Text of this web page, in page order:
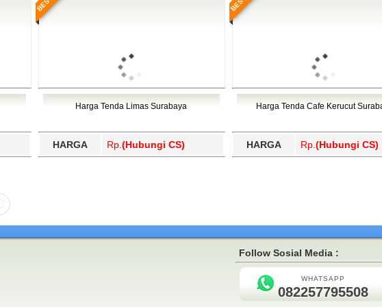
Harga Tenda Limas Surabaya
HARGA Rp. (Hubungi CS)
Harga Tenda Cafe Kerucut
HARGA Rp. (Hubungi CS)
Follow Sosial Media :
WHATSAPP
082257795508